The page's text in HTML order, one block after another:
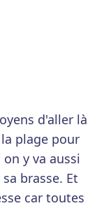
d'aller là
plage pour
y va aussi
brasse. Et
car toutes